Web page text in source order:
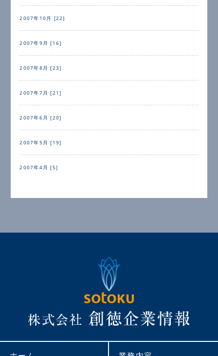
2007年10月 [22]
2007年9月 [16]
2007年8月 [23]
2007年7月 [21]
2007年6月 [20]
2007年5月 [19]
2007年4月 [5]